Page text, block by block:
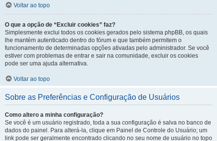
Voltar ao topo
O que a opção de “Excluir cookies” faz?
Simplesmente exclui todos os cookies gerados pelo sistema phpBB, os quais
lhe mantém autenticado dentro do fórum e que também permitem o
funcionamento de determinadas opções ativadas pelo administrador. Se você
estiver com problemas de entrar e sair na comunidade, excluir os cookies
pode ser uma ajuda alternativa.
Voltar ao topo
Sobre as Preferências e Configuração de Usuários
Como altero a minha configuração?
Se você é um usuário registrado, toda a sua configuração é salva no banco de
dados do painel. Para alterá-la, clique em Painel de Controle do Usuário; um
link pode ser geralmente encontrado clicando no seu nome de usuário no topo